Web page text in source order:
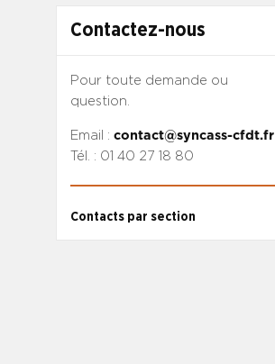
Contactez-nous
Pour toute demande ou
question.
Email : contact@syncass-cfdt.fr
Tél. : 01 40 27 18 80
Contacts par section